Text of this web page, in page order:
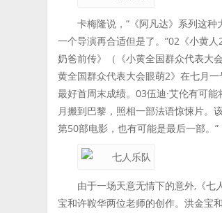
卡梅隆说，“《阿凡达》系列这
一个导演再合适但是了。”02《小黄
奶爸前传》（《小黄全国群众代表大
黄全国群众代表大会眼萌2》在七月
最好首周末成绩。03伍迪·艾伦有可
月搬到巴黎，照相一部法语惊悚片。
第50部电影，也有可能是最后一部。”
由于一场天意无情下的意外,《七
宝和许鞍华两位老师的创作。洪金宝